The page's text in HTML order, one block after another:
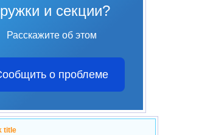
и секции?
Расскажите об этом
о проблеме
title